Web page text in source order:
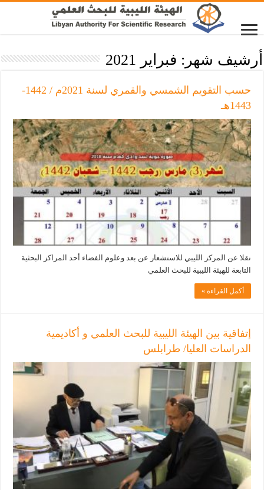
أرشيف شهر: فبراير 2021
حسب التقويم الشمسي والقمري لسنة 2021م / 1442-
1443هـ
نقلا عن المركز الليبي للاستشعار عن بعد وعلوم الفضاء أحد المراكز البحثية
التابعة للهيئة الليبية للبحث العلمي
أكمل القراءة »
إتفاقية بين الهيئة الليبية للبحث العلمي و أكاديمية
الدراسات العليا/ طرابلس